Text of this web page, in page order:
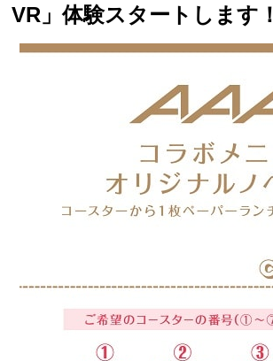
VR」体験スタートします！